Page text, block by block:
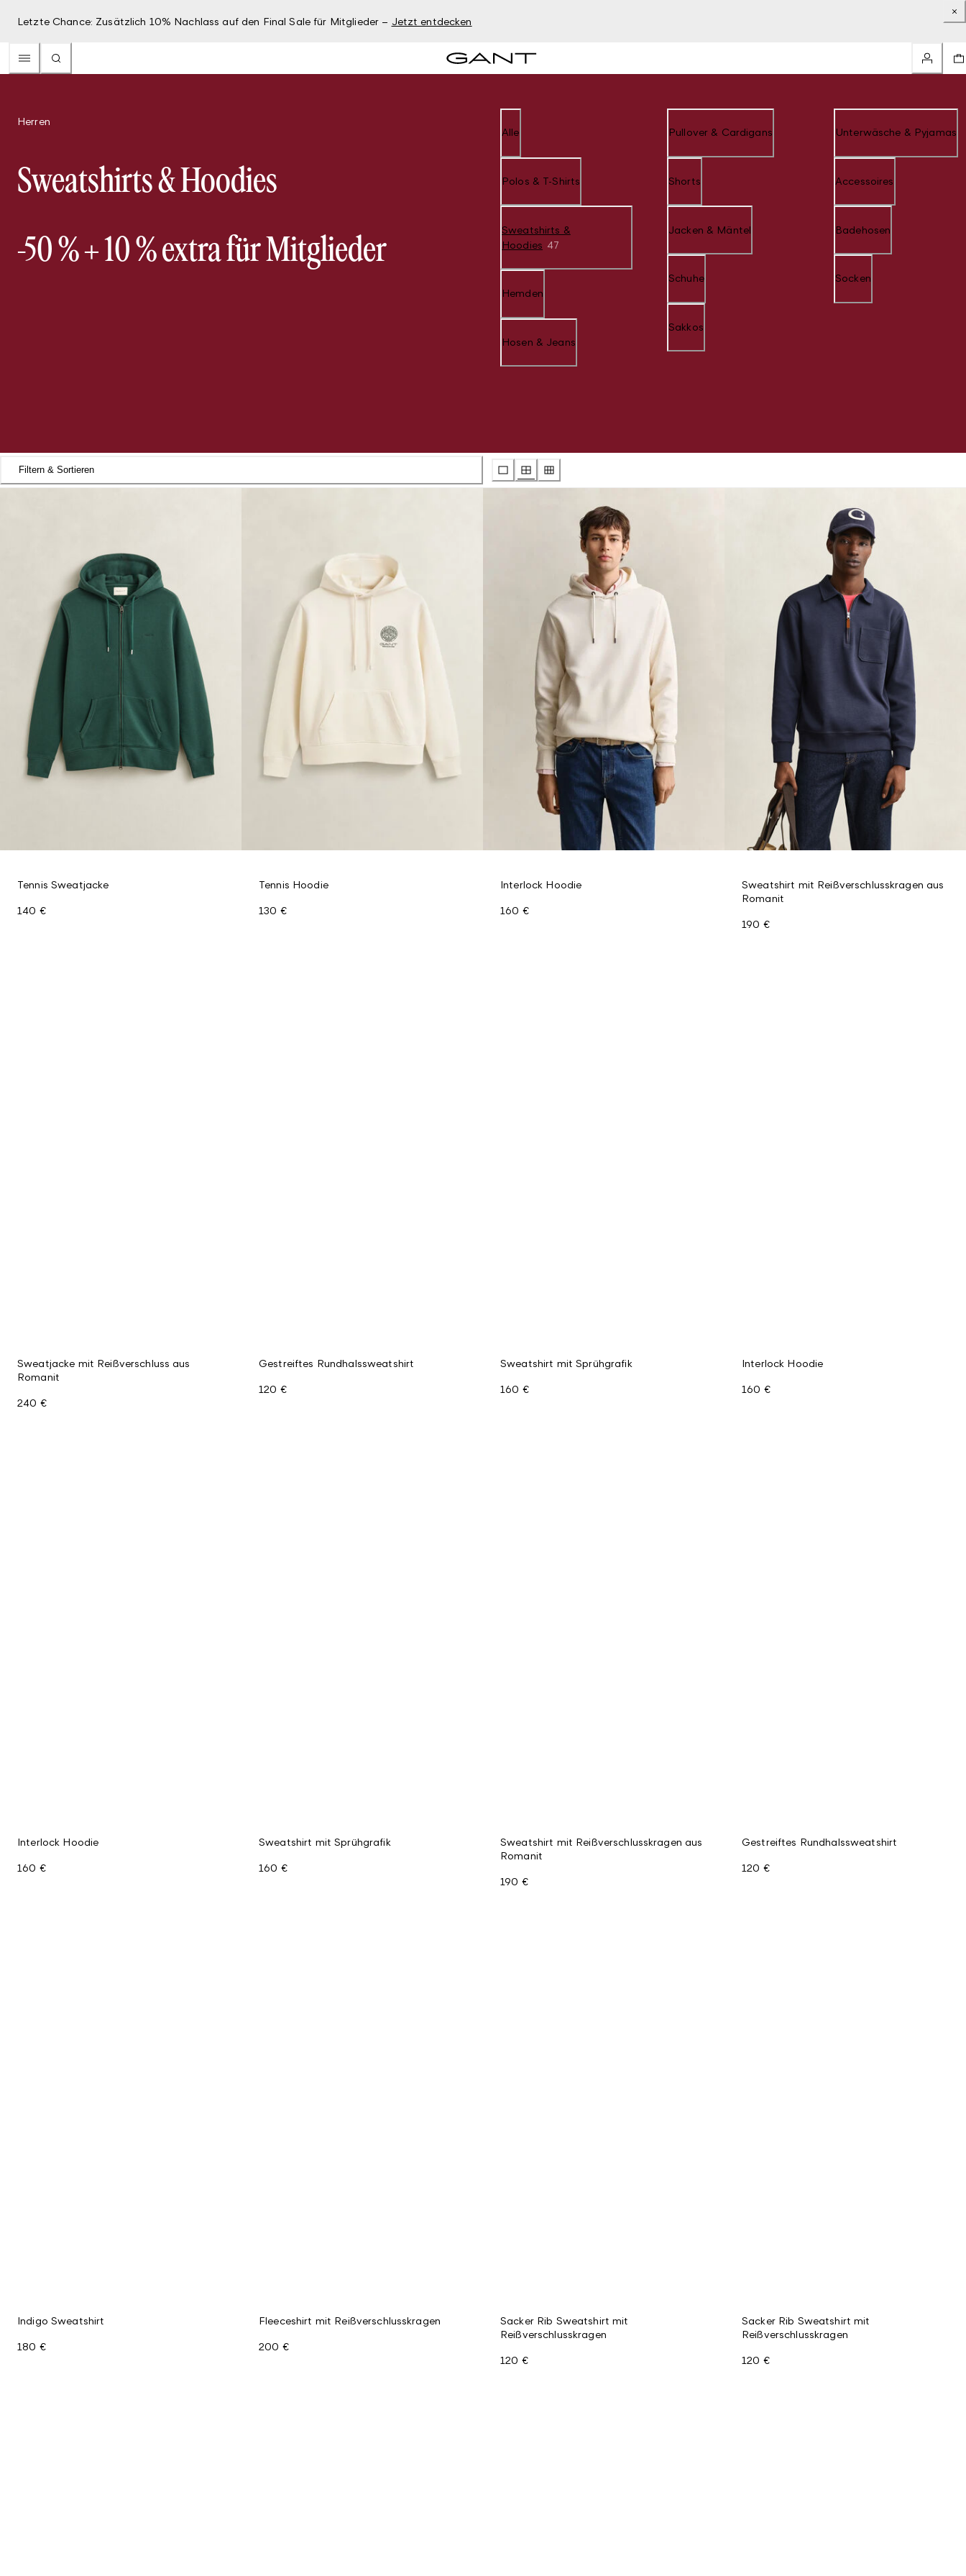
Letzte Chance: Zusätzlich 10% Nachlass auf den Final Sale für Mitglieder – Jetzt entdecken
Herren
Sweatshirts & Hoodies
-50 % + 10 % extra für Mitglieder
Alle
Polos & T-Shirts
Sweatshirts &
Hoodies 47
Hemden
Hosen & Jeans
Pullover & Cardigans
Shorts
Jacken & Mäntel
Schuhe
Sakkos
Unterwäsche & Pyjamas
Accessoires
Badehosen
Socken
Filtern & Sortieren
Tennis Sweatjacke
140 €
Tennis Hoodie
130 €
Interlock Hoodie
160 €
Sweatshirt mit Reißverschlusskragen aus
Romanit
190 €
Sweatjacke mit Reißverschluss aus
Romanit
240 €
Gestreiftes Rundhalssweatshirt
120 €
Sweatshirt mit Sprühgrafik
160 €
Interlock Hoodie
160 €
Interlock Hoodie
160 €
Sweatshirt mit Sprühgrafik
160 €
Sweatshirt mit Reißverschlusskragen aus
Romanit
190 €
Gestreiftes Rundhalssweatshirt
120 €
Indigo Sweatshirt
180 €
Fleeceshirt mit Reißverschlusskragen
200 €
Sacker Rib Sweatshirt mit
Reißverschlusskragen
120 €
Sacker Rib Sweatshirt mit
Reißverschlusskragen
120 €